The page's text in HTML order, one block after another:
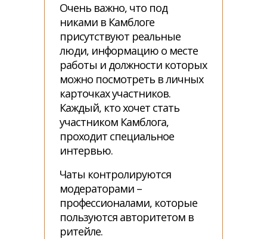
Очень важно, что под
никами в Камблоге
присутствуют реальные
люди, информацию о месте
работы и должности которых
можно посмотреть в личных
карточках участников.
Каждый, кто хочет стать
участником Камблога,
проходит специальное
интервью.
Чаты контролируются
модераторами –
профессионалами, которые
пользуются авторитетом в
ритейле.